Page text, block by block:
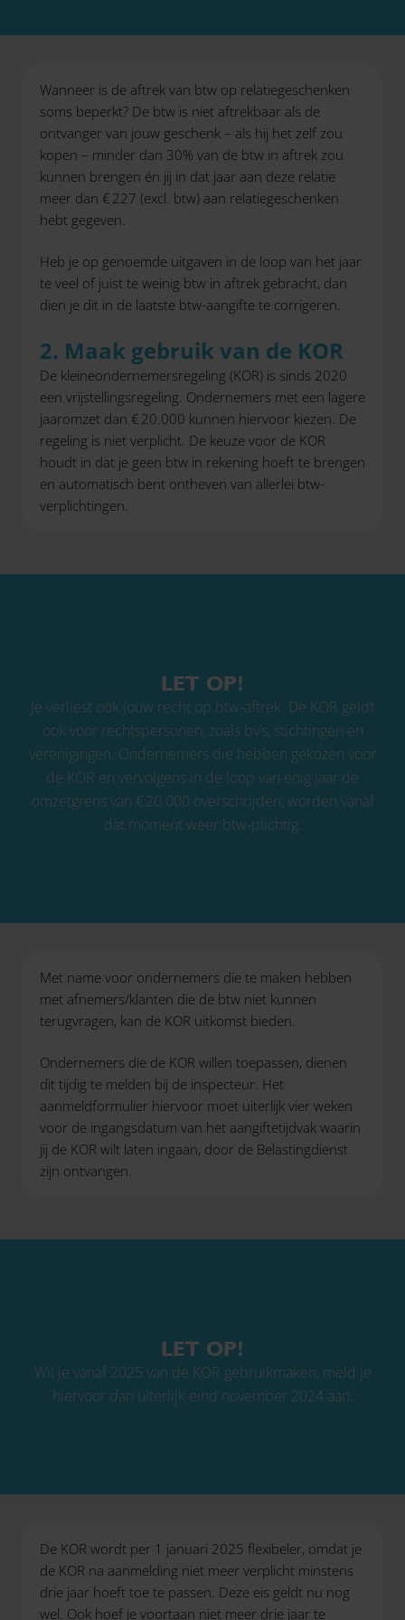
Wanneer is de aftrek van btw op relatiegeschenken
soms beperkt? De btw is niet aftrekbaar als de
ontvanger van jouw geschenk – als hij het zelf zou
kopen – minder dan 30% van de btw in aftrek zou
kunnen brengen én jij in dat jaar aan deze relatie
meer dan € 227 (excl. btw) aan relatiegeschenken
hebt gegeven.
Heb je op genoemde uitgaven in de loop van het jaar
te veel of juist te weinig btw in aftrek gebracht, dan
dien je dit in de laatste btw-aangifte te corrigeren.
2. Maak gebruik van de KOR
De kleineondernemersregeling (KOR) is sinds 2020
een vrijstellingsregeling. Ondernemers met een lagere
jaaromzet dan € 20.000 kunnen hiervoor kiezen. De
regeling is niet verplicht. De keuze voor de KOR
houdt in dat je geen btw in rekening hoeft te brengen
en automatisch bent ontheven van allerlei btw-
verplichtingen.
LET OP!
Je verliest ook jouw recht op btw-aftrek. De KOR geldt
ook voor rechtspersonen, zoals bv’s, stichtingen en
verenigingen. Ondernemers die hebben gekozen voor
de KOR en vervolgens in de loop van enig jaar de
omzetgrens van € 20.000 overschrijden, worden vanaf
dat moment weer btw-plichtig.
Met name voor ondernemers die te maken hebben
met afnemers/klanten die de btw niet kunnen
terugvragen, kan de KOR uitkomst bieden.
Ondernemers die de KOR willen toepassen, dienen
dit tijdig te melden bij de inspecteur. Het
aanmeldformulier hiervoor moet uiterlijk vier weken
voor de ingangsdatum van het aangiftetijdvak waarin
jij de KOR wilt laten ingaan, door de Belastingdienst
zijn ontvangen.
LET OP!
Wil je vanaf 2025 van de KOR gebruikmaken, meld je
hiervoor dan uiterlijk eind november 2024 aan.
De KOR wordt per 1 januari 2025 flexibeler, omdat je
de KOR na aanmelding niet meer verplicht minstens
drie jaar hoeft toe te passen. Deze eis geldt nu nog
wel. Ook hoef je voortaan niet meer drie jaar te